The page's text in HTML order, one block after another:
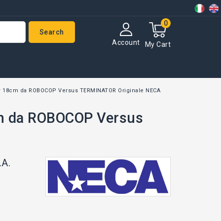
My Cart
0
Account
Search
18cm da ROBOCOP Versus TERMINATOR Originale NECA
da ROBOCOP Versus